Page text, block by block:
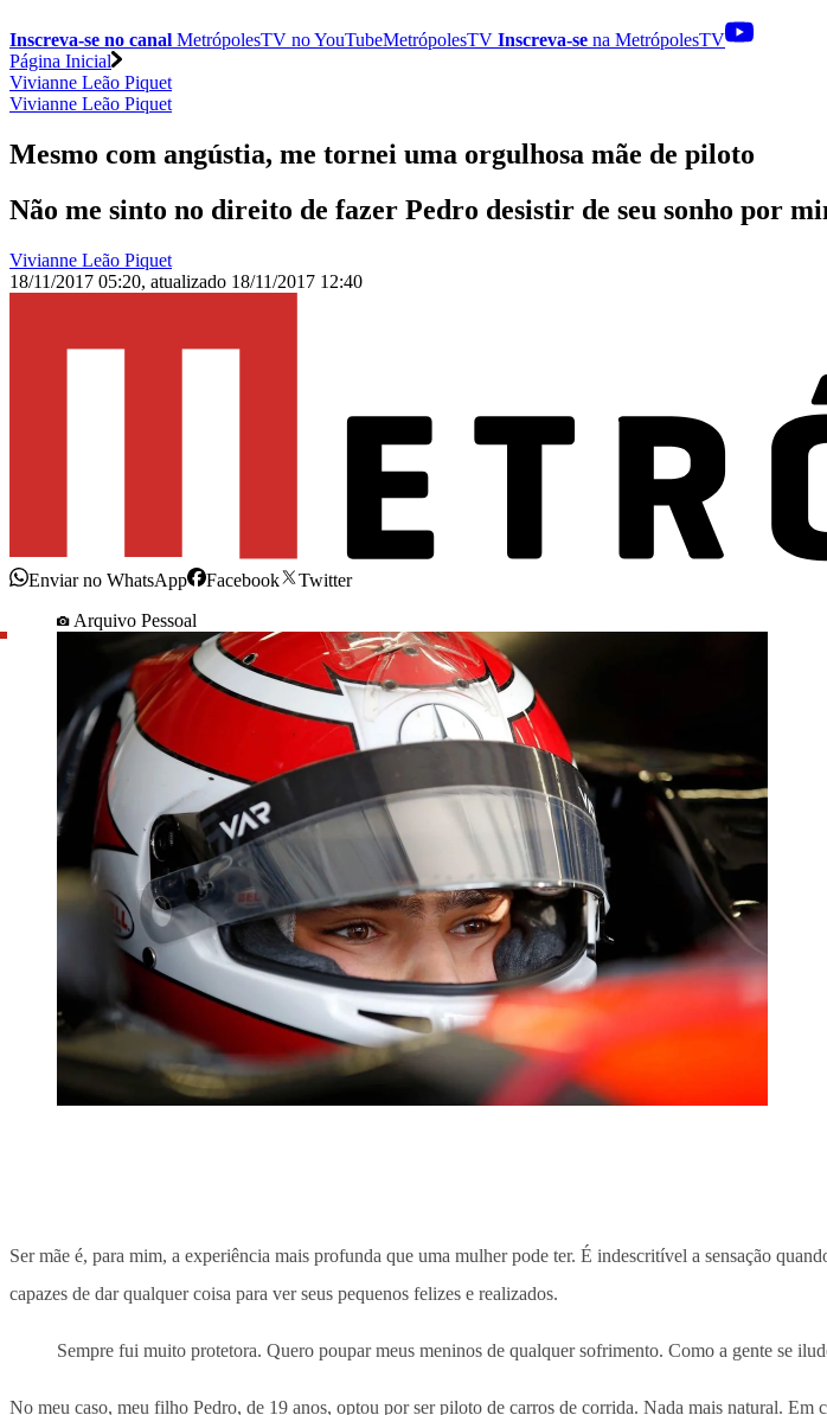
Inscreva-se no canal MetrópolesTV noYouTubeMetrópolesTV Inscreva-se na MetrópolesTV
Página Inicial
Vivianne Leão Piquet
Vivianne Leão Piquet
Mesmo com angústia, me tornei uma orgulhosa mãe de piloto
Não me sinto no direito de fazer Pedro desistir de seu sonho por
Vivianne Leão Piquet
18/11/2017 05:20, atualizado 18/11/2017 12:40
Enviar no WhatsApp Facebook
Twitter
Arquivo Pessoal
Ser mãe é, para mim, a experiência mais profunda que uma mulher pode ter. É indescritível a sensação
capazes de dar qualquer coisa para ver seus pequenos felizes e realizados.
Sempre fui muito protetora. Quero poupar meus meninos de qualquer sofrimento. Como a gente se
No meu caso, meu filho Pedro, de 19 anos, optou por ser piloto de carros de corrida. Nada mais natural.